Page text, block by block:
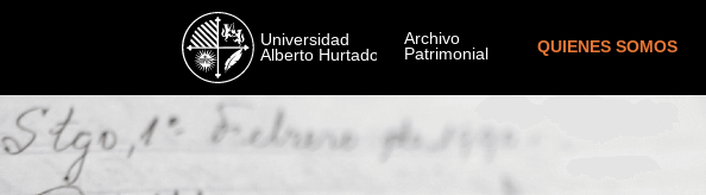
QUIENES SOMOS